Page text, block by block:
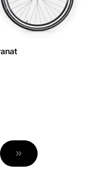
Przejdź do ostatniej